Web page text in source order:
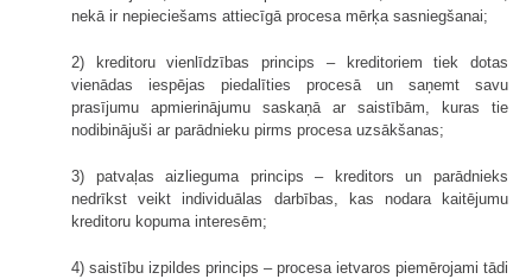
nekā ir nepieciešams attiecīgā procesa mērķa sasniegšanai;
2) kreditoru vienlīdzības princips – kreditoriem tiek dotas
vienādas iespējas piedalīties procesā un saņemt savu
prasījumu apmierinājumu saskaņā ar saistībām, kuras tie
nodibinājuši ar parādnieku pirms procesa uzsākšanas;
3) patvaļas aizlieguma princips – kreditors un parādnieks
nedrīkst veikt individuālas darbības, kas nodara kaitējumu
kreditoru kopuma interesēm;
4) saistību izpildes princips – procesa ietvaros piemērojami tādi